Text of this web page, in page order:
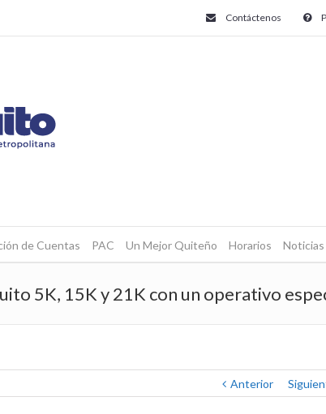
Contáctenos
de Cuentas PAC Un Mejor Quiteño Horarios Noticias
5K, 15K y 21K con un operativo
Anterior